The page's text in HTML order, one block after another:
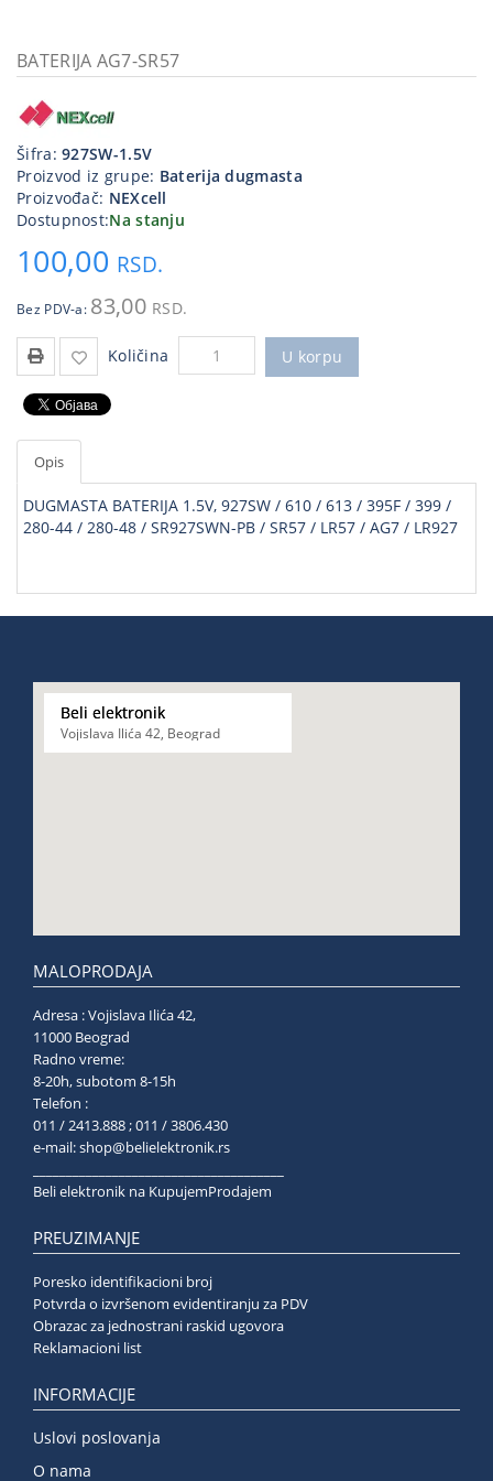
priključci
Kućna
tehnika
Poslovna
oprema,računari
Strujni
program
BATERIJA AG7-SR57
Šifra:927SW-1.5V
Proizvod iz grupe: Baterija dugmasta
Proizvođač: NEXcell
Dostupnost:Na stanju
100,00 RSD.
Bez PDV-a: 83,00 RSD.
Količina U korpu
Opis
DUGMASTA BATERIJA 1.5V, 927SW / 610 / 613 / 395F / 399 /
280-44 / 280-48 / SR927SWN-PB / SR57 / LR57 / AG7 / LR927
Beli elektronik
Vojislava Ilića 42, Beograd
MALOPRODAJA
Adresa : Vojislava Ilića 42,
11000 Beograd
Radno vreme:
8-20h, subotom 8-15h
Telefon :
011 / 2413.888 ; 011 / 3806.430
e-mail:shop@belielektronik.rs
Beli elektronik na KupujemProdajem
PREUZIMANJE
Poresko identifikacioni broj
Potvrda o izvršenom evidentiranju za PDV
Obrazac za jednostrani raskid ugovora
Reklamacioni list
INFORMACIJE
Uslovi poslovanja
O nama